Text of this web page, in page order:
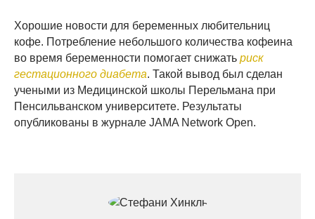
Хорошие новости для беременных любительниц
кофе. Потребление небольшого количества кофеина
во время беременности помогает снижать риск
гестационного диабета. Такой вывод был сделан
учеными из Медицинской школы Перельмана при
Пенсильванском университете. Результаты
опубликованы в журнале JAMA Network Open.